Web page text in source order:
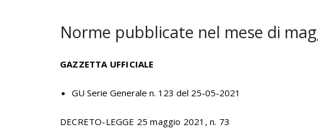
Norme pubblicate nel mese di
GAZZETTA UFFICIALE
GU Serie Generale n. 123 del 25-05-2021
DECRETO-LEGGE 25 maggio 2021, n. 73